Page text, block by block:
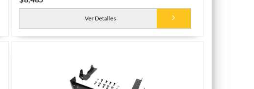
Ver Detalles